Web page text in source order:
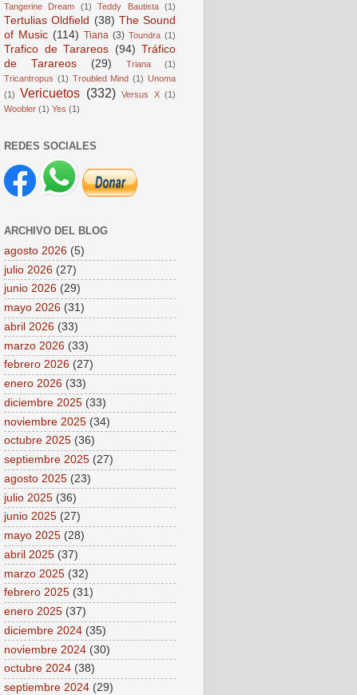
Tangerine Dream
(1) Teddy Bautista (1)
Tertulias Oldfield (38) The Sound
of Music (114) Tiana (3) Toundra (1)
Trafico de Tarareos (94) Tráfico
de Tarareos
(29) Triana
(1)
Tricantropus (1) Troubled Mind (1) Unoma
(1)
Vericuetos (332) Versus X (1)
Woobler (1) Yes (1)
REDES SOCIALES
ARCHIVO DEL BLOG
agosto 2026 (5)
julio 2026 (27)
junio 2026 (29)
mayo 2026 (31)
abril 2026 (33)
marzo 2026 (33)
febrero 2026 (27)
enero 2026 (33)
diciembre 2025 (33)
noviembre 2025 (34)
octubre 2025 (36)
septiembre 2025 (27)
agosto 2025 (23)
julio 2025 (36)
junio 2025 (27)
mayo 2025 (28)
abril 2025 (37)
marzo 2025 (32)
febrero 2025 (31)
enero 2025 (37)
diciembre 2024 (35)
noviembre 2024 (30)
octubre 2024 (38)
septiembre 2024 (29)